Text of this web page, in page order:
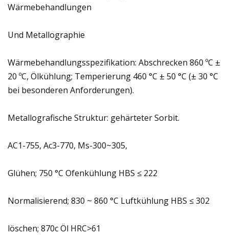
Wärmebehandlungen
Und Metallographie
Wärmebehandlungsspezifikation: Abschrecken 860 ºC ±
20 ºC, Ölkühlung; Temperierung 460 °C ± 50 °C (± 30 °C
bei besonderen Anforderungen).
Metallografische Struktur: gehärteter Sorbit.
AC1-755, Ac3-770, Ms-300~305,
Glühen; 750 °C Ofenkühlung HBS ≤ 222
Normalisierend; 830 ~ 860 °C Luftkühlung HBS ≤ 302
löschen; 870c Öl HRC>61